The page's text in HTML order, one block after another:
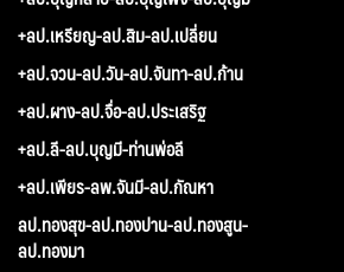
+ลป.เหรียญ-ลป.สิม-ลป.เปลี่ยน
+ลป.จวน-ลป.วัน-ลป.จันทา-ลป.ก้าน
+ลป.ผาง-ลป.จื่อ-ลป.ประเสริฐ
+ลป.ลี-ลป.บุญมี-ท่านพ่อลี
+ลป.เพียร-ลพ.จันมี-ลป.กัณหา
ลป.ทองสุข-ลป.ทองปาน-ลป.ทองสูน-
ลป.ทองมา